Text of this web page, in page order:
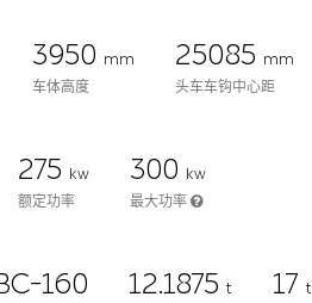
3950 mm
车体高度
25085 mm
头车车钩中心距
275
kw
额定功率
300
kw
最大功率
160 12.1875t
17t